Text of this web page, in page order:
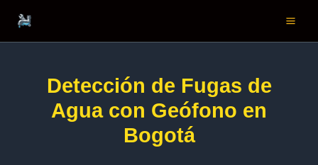
Detección de Fugas de
Agua con Geófono en
Bogotá